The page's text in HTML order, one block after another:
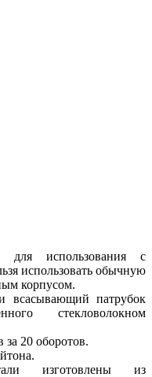
для использования с
использовать обычную
корпусом.
всасывающий патрубок
стекловолокном
за 20 оборотов.
изготовлены из